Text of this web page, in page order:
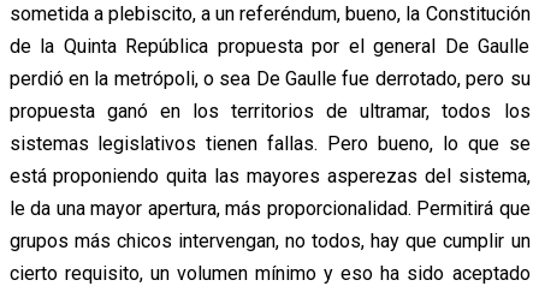
sometida a plebiscito, a un referéndum, bueno, la Constitución
de la Quinta República propuesta por el general De Gaulle
perdió en la metrópoli, o sea De Gaulle fue derrotado, pero su
propuesta ganó en los territorios de ultramar, todos los
sistemas legislativos tienen fallas. Pero bueno, lo que se
está proponiendo quita las mayores asperezas del sistema,
le da una mayor apertura, más proporcionalidad. Permitirá que
grupos más chicos intervengan, no todos, hay que cumplir un
cierto requisito, un volumen mínimo y eso ha sido aceptado